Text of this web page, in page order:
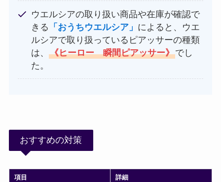
ウエルシアの取り扱い商品や在庫が確認で
きる 「おうちウエルシア」 によると、ウエ
ルシアで取り扱っているピアッサーの種類
は、 《ヒーロー 瞬間ピアッサー》でし
た。
おすすめの対策
項目 詳細